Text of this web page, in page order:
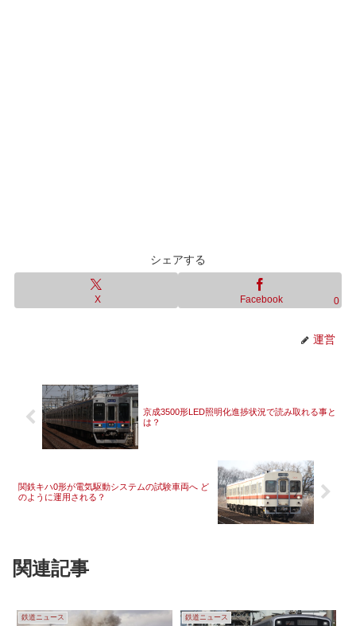
シェアする
X Facebook 0
運営
京成3500形LED照明化進捗状況で読み取れる事と
は？
関鉄キハ0形が電気駆動システムの試験車両へ ど
のように運用される？
関連記事
鉄道ニュース 鉄道ニュース